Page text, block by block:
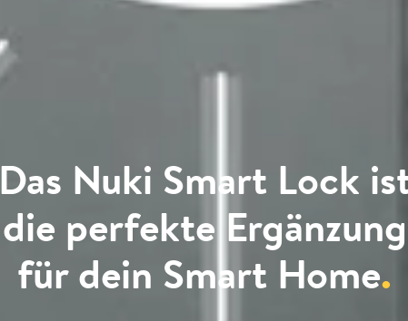
Das Nuki Smart Lock
die perfekte Ergänzung
für dein Smart Home.